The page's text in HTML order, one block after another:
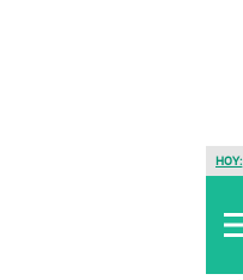
HOY: